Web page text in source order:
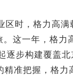
时，格力高
这一年，格
步构建覆盖
准把握，格力